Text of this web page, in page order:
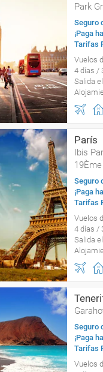
Park
Seguro
¡Paga
Tarifas
Vuelos
4 días /
Salida
París
Ibis
19Ème
Seguro
¡Paga
Tarifas
Vuelos
4 días /
Salida
Seguro
¡Paga
Tarifas
Vuelos